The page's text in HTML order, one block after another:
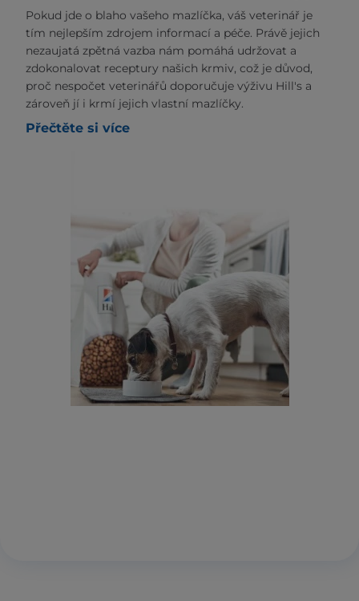
Pokud jde o blaho vašeho mazlíčka, váš veterinář je
tím nejlepším zdrojem informací a péče. Právě jejich
nezaujatá zpětná vazba nám pomáhá udržovat a
zdokonalovat receptury našich krmiv, což je důvod,
proč nespočet veterinářů doporučuje výživu Hill's a
zároveň jí i krmí jejich vlastní mazlíčky.
Přečtěte si více